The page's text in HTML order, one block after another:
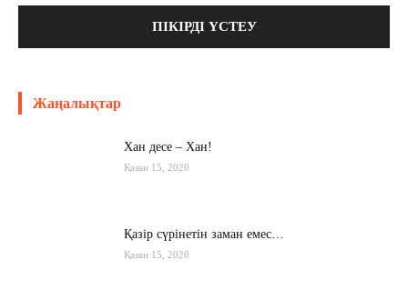
Жаңалықтар
Хан десе – Хан!
Қазан 15, 2020
Қазір сүрінетін заман емес…
Қазан 15, 2020